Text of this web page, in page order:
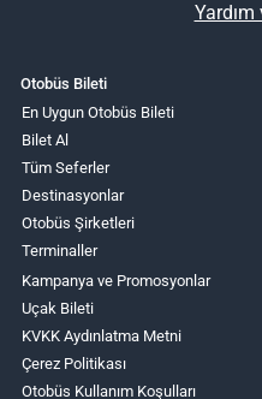
Otobüs Bileti
En Uygun Otobüs Bileti
Bilet Al
Tüm Seferler
Destinasyonlar
Otobüs Şirketleri
Terminaller
Kampanya ve Promosyonlar
Uçak Bileti
KVKK Aydınlatma Metni
Çerez Politikası
Otobüs Kullanım Koşulları